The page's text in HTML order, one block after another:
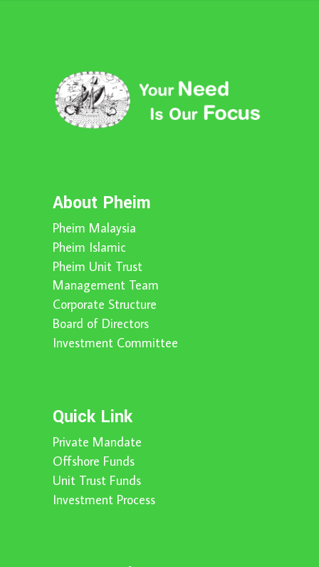
About Pheim
Pheim Malaysia
Pheim Islamic
Pheim Unit Trust
Management Team
Corporate Structure
Board of Directors
Investment Committee
Quick Link
Private Mandate
Offshore Funds
Unit Trust Funds
Investment Process